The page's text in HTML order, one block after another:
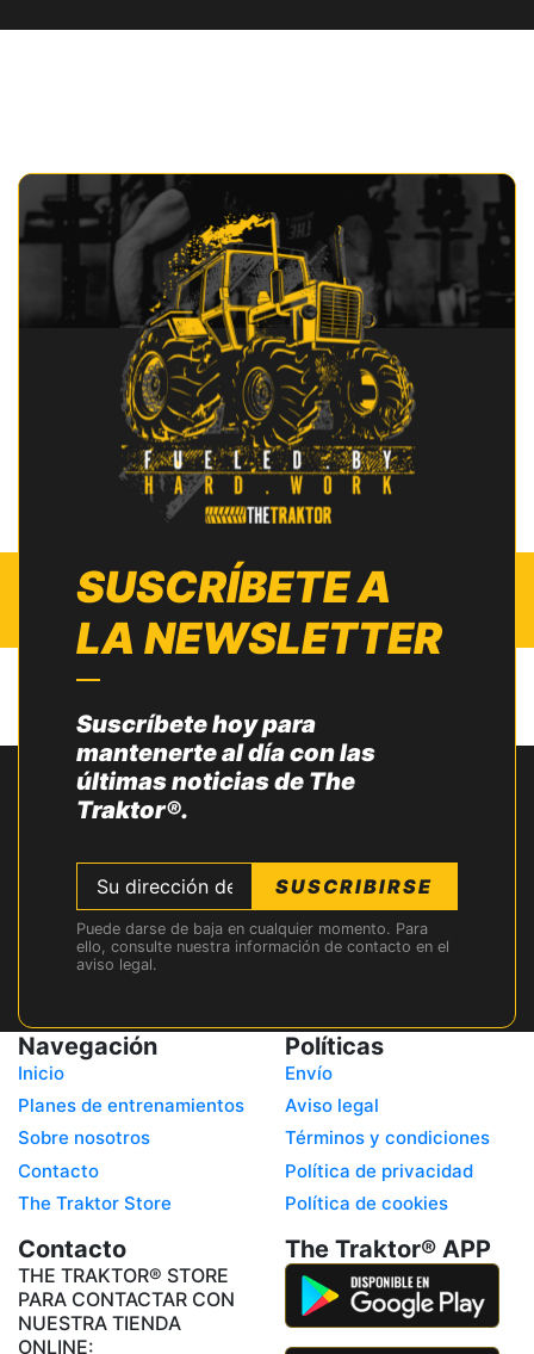
SUSCRÍBETE A
LA NEWSLETTER
Suscríbete hoy para
mantenerte al día con las
últimas noticias de The
Traktor®.
SUSCRIBIRSE
Puede darse de baja en cualquier momento. Para
ello, consulte nuestra información de contacto en el
aviso legal.
Navegación
Inicio
Planes de entrenamientos
Sobre nosotros
Contacto
The Traktor Store
Políticas
Envío
Aviso legal
Términos y condiciones
Política de privacidad
Política de cookies
Contacto
THE TRAKTOR® STORE
PARA CONTACTAR CON
NUESTRA TIENDA
ONLINE:
The Traktor® APP